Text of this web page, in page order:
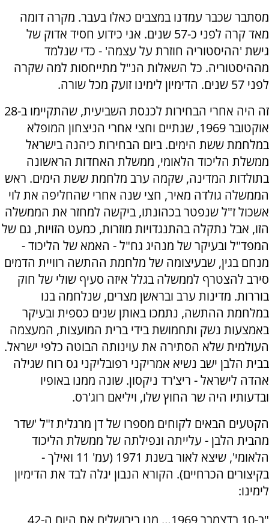
מסתבר שכבר עמדנו במצבים כאלו בעבר. מקרה דומה
מאד קרה לפני כ-57 שנים. אני כידוע חסיד אדוק של
גישת 'ההיסטוריה חוזרת על עצמה' - כדי שנלמד
מההיסטוריה. כל השאלות הנ"ל מתייחסות למה שקרה
לפני 57 שנים. הדימיון לימינו זועק מכל שורה.
זה היה אחרי הבחירות לכנסת השביעית, שהתקיימו ב-28
אוקטובר 1969, שנתיים וחצי אחרי הניצחון המופלא
במלחמת ששת הימים. ביום הבחירות כיהנה בישראל
ממשלת הליכוד הלאומי, ממשלת האחדות הראשונה
בתולדות המדינה, שקמה ערב מלחמת ששת הימים. ראש
הממשלה גולדה מאיר, חצי שנה אחרי שהחליפה את לוי
אשכול ז"ל שנפטר בכהונתו, ביקשה למחזר את הממשלה
הזו, אבל נתקלה בהתנגדויות מוזרות, כמעט הזויות, גם של
המפד"ל ובעיקר של מנהיג גח"ל - האמא של הליכוד -
מנחם בגין, שבעיצומה של מלחמת ההתשה רוויית הדמים
סירב להצטרף לממשלה בגלל איזה סעיף שולי של חוק
בוררות. מדינות ערב ובראשן מצרים, שנלחמה בנו
במלחמת ההתשה, נתמכו באותן שנים כספית ובעיקר
באמצעות נשק ותחמושת בידי ברית המועצות, המעצמה
העולמית שלא הסתירה את עוינותה הבוטה כלפי ישראל.
בבית הלבן ישב נשיא אמריקני רפובליקני גס רוח שגילה
אהדה לישראל - ריצ'רד ניקסון. שונה ממנו באופיו
ובדעותיו היה שר החוץ שלו, ויליאם רוג'רס.
הקטעים הבאים לקוחים מספרו של דן מרגלית ז"ל 'שדר
מהבית הלבן - עלייתה ונפילתה של ממשלת הליכוד
הלאומי', שיצא לאור בשנת 1971 (עמ' 11 ואילך -
בקיצורים הכרחיים). הקורא הנבון יגלה לבד את הדימיון
לימינו: